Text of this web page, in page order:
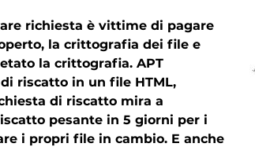
richiesta è vittime di pagare
la crittografia dei file e
la crittografia. APT
riscatto in un file HTML,
di riscatto mira a
pesante in 5 giorni per i
i propri file in cambio. E anche